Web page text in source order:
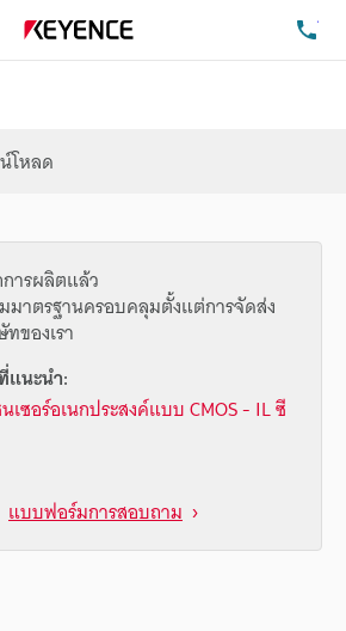
โหลด
ารผลิตแล้ว
าตรฐานครอบคลุมตั้งแต่การจัดส่ง
ของเรา
นะนำ:
เซอร์อเนกประสงค์แบบ CMOS - IL ซี
แบบฟอร์มการสอบถาม